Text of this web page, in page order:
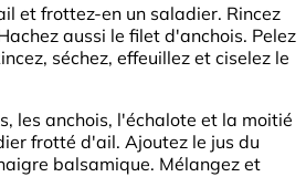
et frottez-en un saladier. Rincez
aussi le filet d'anchois. Pelez
séchez, effeuillez et ciselez le
les anchois, l'échalote et la moitié
frotté d'ail. Ajoutez le jus du
balsamique. Mélangez et